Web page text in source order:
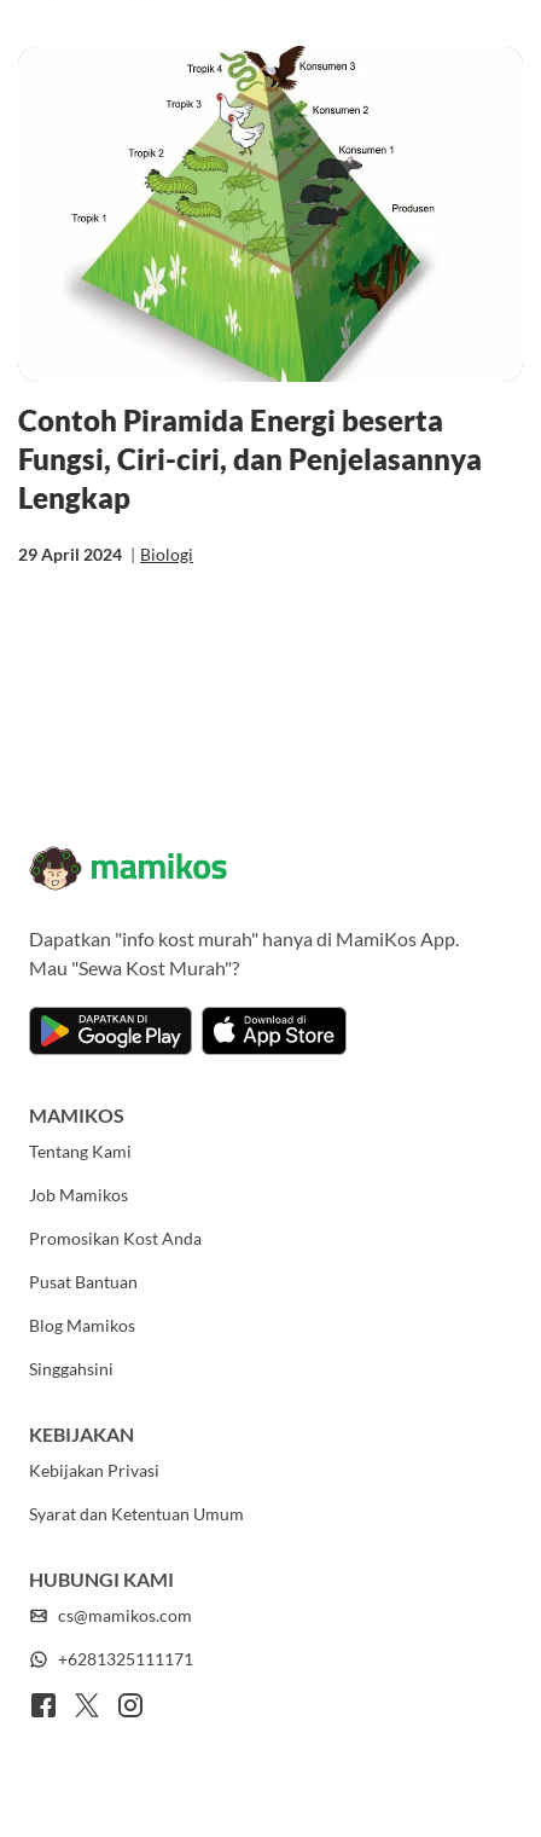
Contoh Piramida Energi beserta
Fungsi, Ciri-ciri, dan Penjelasannya
Lengkap
29 April 2024 | Biologi
Dapatkan "info kost murah" hanya di MamiKos App.
Mau "Sewa Kost Murah"?
MAMIKOS
Tentang Kami
Job Mamikos
Promosikan Kost Anda
Pusat Bantuan
Blog Mamikos
Singgahsini
KEBIJAKAN
Kebijakan Privasi
Syarat dan Ketentuan Umum
HUBUNGI KAMI
cs@mamikos.com
+6281325111171